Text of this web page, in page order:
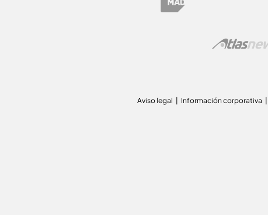
Aviso legal Información corporativa